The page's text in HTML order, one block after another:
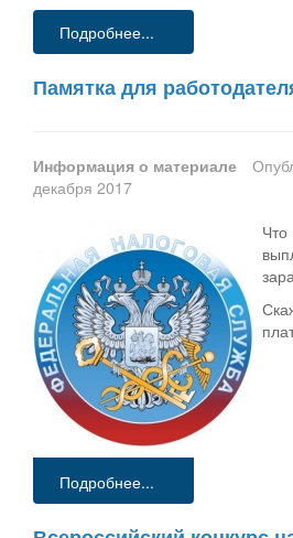
Подробнее...
Памятка для
Информация о материале
декабря 2017
Подробнее...